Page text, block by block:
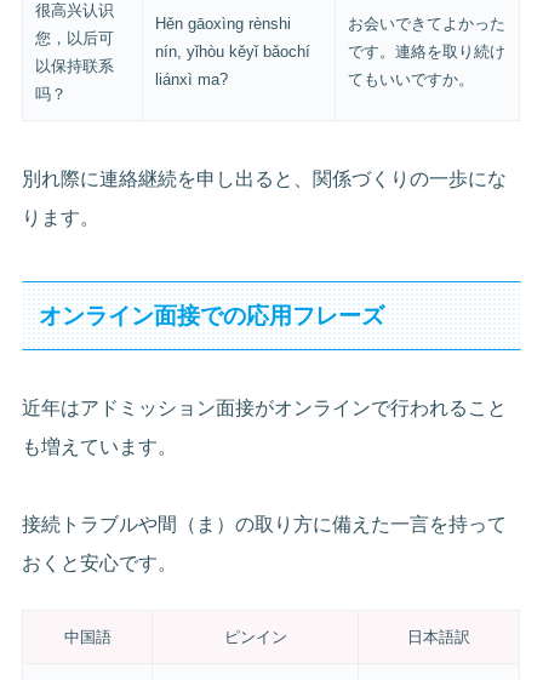
很高兴认识
您，以后可
以保持联系
吗？
Hěn gāoxìng rènshi
nín, yǐhòu kěyǐ bǎochí
liánxì ma?
お会いできてよかった
です。連絡を取り続け
てもいいですか。
別れ際に連絡継続を申し出ると、関係づくりの一歩にな
ります。
オンライン面接での応用フレーズ
近年はアドミッション面接がオンラインで行われること
も増えています。
接続トラブルや間（ま）の取り方に備えた一言を持って
おくと安心です。
中国語 ピンイン 日本語訳